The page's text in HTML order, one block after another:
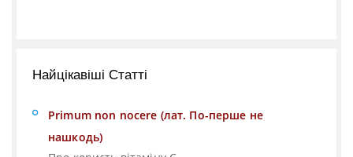
Найцікавіші Статті
Primum non nocere (лат. По-перше не
нашкодь)